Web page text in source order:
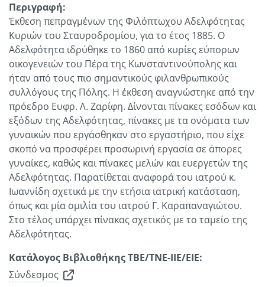
Περιγραφή:
Έκθεση πεπραγμένων της Φιλόπτωχου Αδελφότητας
Κυριών του Σταυροδρομίου, για το έτος 1885. Ο
Αδελφότητα ιδρύθηκε το 1860 από κυρίες εύπορων
οικογενειών του Πέρα της Κωνσταντινούπολης και
ήταν από τους πιο σημαντικούς φιλανθρωπικούς
συλλόγους της Πόλης. Η έκθεση αναγνώστηκε από την
πρόεδρο Ευφρ. Λ. Ζαρίφη. Δίνονται πίνακες εσόδων και
εξόδων της Αδελφότητας, πίνακες με τα ονόματα των
γυναικών που εργάσθηκαν στο εργαστήριο, που είχε
σκοπό να προσφέρει προσωρινή εργασία σε άπορες
γυναίκες, καθώς και πίνακες μελών και ευεργετών της
Αδελφότητας. Παρατίθεται αναφορά του ιατρού κ.
Ιωαννίδη σχετικά με την ετήσια ιατρική κατάσταση,
όπως και μία ομιλία του ιατρού Γ. Καραπαναγιώτου.
Στο τέλος υπάρχει πίνακας σχετικός με το ταμείο της
Αδελφότητας.
Κατάλογος Βιβλιοθήκης ΤΒΕ/ΤΝΕ-ΙΙΕ/ΕΙΕ:
Σύνδεσμος